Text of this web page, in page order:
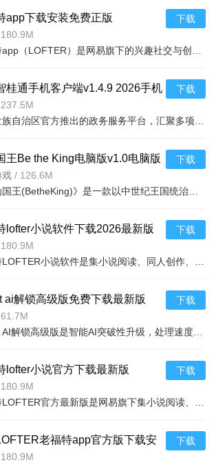
app下载安装免费正版
2026手机版
180.9M
下载
桂通手机客户端v1.4.9 2026手机
237.5M
下载
王Be the King电脑版v1.0电脑版
戏 / 126.6M
下载
lofter小说软件下载2026最新版
2026小说阅读手机版
180.9M
下载
ai解锁高级版免费下载最新版
卓免费版
61.7M
下载
lofter小说官方下载最新版
2026手机版小说阅读
180.9M
下载
老福特app官方版下载安
2026手机版
180.9M
下载